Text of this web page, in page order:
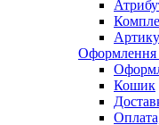
Оформлення
Кошик